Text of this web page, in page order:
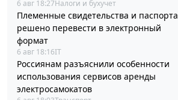
6 авг 18:27Налоги и бухучет
Племенные свидетельства и паспорта
решено перевести в электронный
формат
6 авг 18:16IT
Россиянам разъяснили особенности
использования сервисов аренды
электросамокатов